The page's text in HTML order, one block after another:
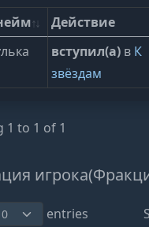
Действие
вступил(а) в К
звёздам
1 to 1 of 1
entries